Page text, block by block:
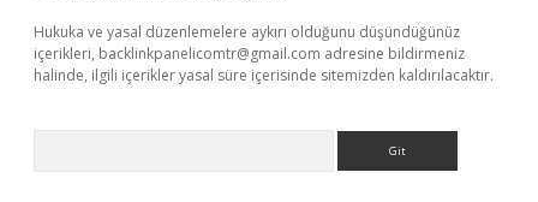
Hukuka ve yasal düzenlemelere aykırı olduğunu düşündüğünüz
içerikleri, backlinkpanelicomtr@gmail.com adresine bildirmeniz
halinde, ilgili içerikler yasal süre içerisinde sitemizden kaldırılacaktır.